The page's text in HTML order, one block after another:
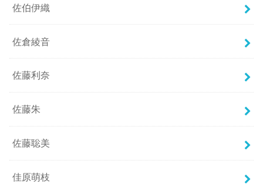
佐伯伊織
佐倉綾音
佐藤利奈
佐藤朱
佐藤聡美
佳原萌枝